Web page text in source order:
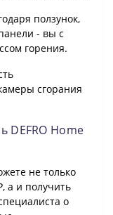
ползунок,
- вы с
горения.
сгорания
DEFRO Home
не только
а и получить
о